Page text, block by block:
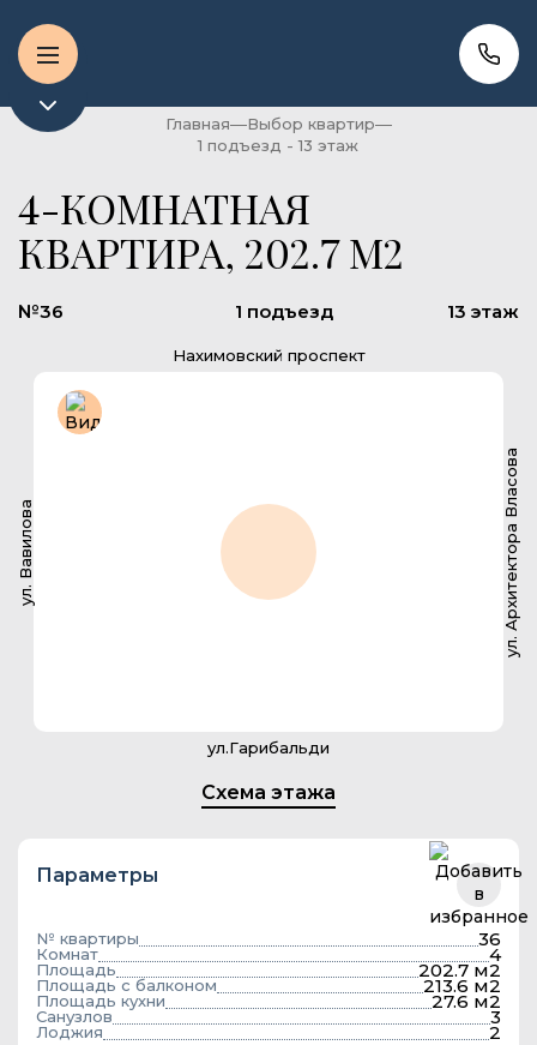
Главная
Выбор квартир
1 подъезд - 13 этаж
4-КОМНАТНАЯ
КВАРТИРА, 202.7 М2
№36 1 подъезд 13 этаж
ул. Вавилова
Нахимовский проспект
ул.Гарибальди
ул. Архитектора Власова
Схема этажа
Параметры
№ квартиры 36
Комнат 4
Площадь 202.7 м2
Площадь с балконом 213.6 м2
Площадь кухни 27.6 м2
Санузлов 3
Лоджия 2